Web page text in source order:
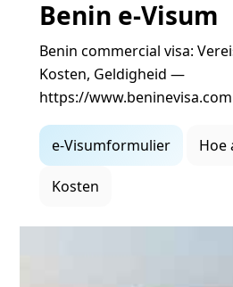
Benin e‑Visum
Benin commercial visa:
Kosten, Geldigheid —
https://
e‑Visumformulier Hoe
Kosten